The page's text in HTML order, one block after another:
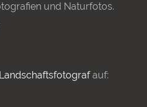
und Naturfotos.
Landschaftsfotografauf: